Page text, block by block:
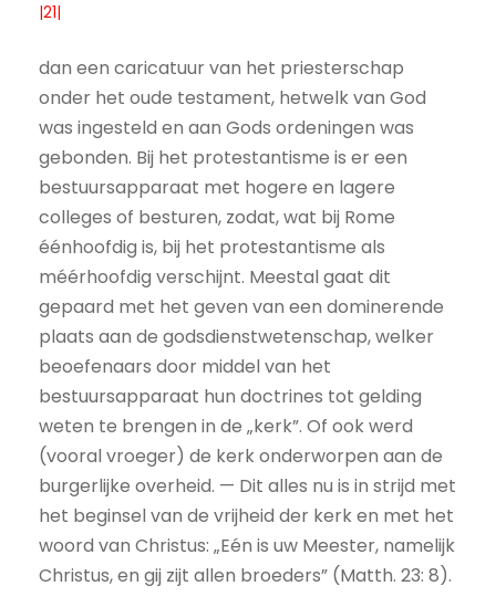
|21|
dan een caricatuur van het priesterschap
onder het oude testament, hetwelk van God
was ingesteld en aan Gods ordeningen was
gebonden. Bij het protestantisme is er een
bestuursapparaat met hogere en lagere
colleges of besturen, zodat, wat bij Rome
éénhoofdig is, bij het protestantisme als
méérhoofdig verschijnt. Meestal gaat dit
gepaard met het geven van een dominerende
plaats aan de godsdienstwetenschap, welker
beoefenaars door middel van het
bestuursapparaat hun doctrines tot gelding
weten te brengen in de „kerk”. Of ook werd
(vooral vroeger) de kerk onderworpen aan de
burgerlijke overheid. — Dit alles nu is in strijd met
het beginsel van de vrijheid der kerk en met het
woord van Christus: „Eén is uw Meester, namelijk
Christus, en gij zijt allen broeders” (Matth. 23: 8).